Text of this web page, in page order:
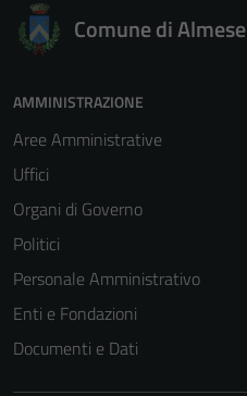
Comune di Almese
AMMINISTRAZIONE
Aree Amministrative
Uffici
Organi di Governo
Politici
Personale Amministrativo
Enti e Fondazioni
Documenti e Dati